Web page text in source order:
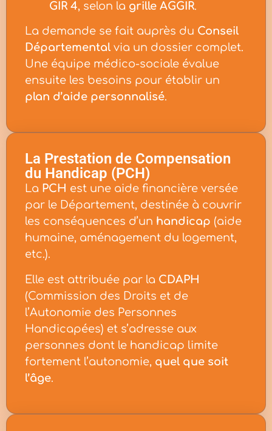
GIR 4, selon la grille AGGIR.
La demande se fait auprès du Conseil
Départemental via un dossier complet.
Une équipe médico-sociale évalue
ensuite les besoins pour établir un
plan d’aide personnalisé.
La Prestation de Compensation
du Handicap (PCH)
La PCH est une aide financière versée
par le Département, destinée à couvrir
les conséquences d’un handicap (aide
humaine, aménagement du logement,
etc.).
Elle est attribuée par la CDAPH
(Commission des Droits et de
l’Autonomie des Personnes
Handicapées) et s’adresse aux
personnes dont le handicap limite
fortement l’autonomie, quel que soit
l’âge.